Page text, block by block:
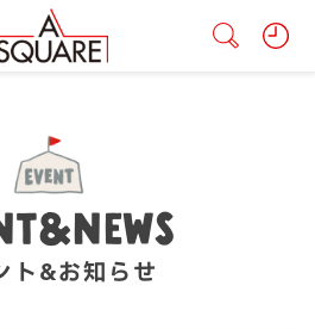
ト&お知らせ